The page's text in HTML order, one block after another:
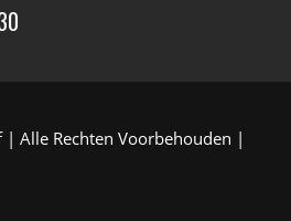
Alle Rechten Voorbehouden |